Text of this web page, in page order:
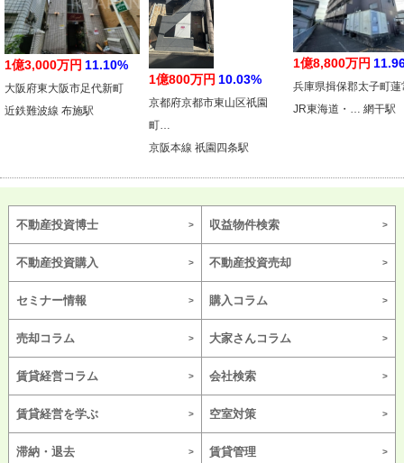
1億3,000万円 11.10%
大阪府東大阪市足代新町
近鉄難波線 布施駅
1億800万円 10.03%
京都府京都市東山区祇園
町…
京阪本線 祇園四条駅
1億8,800万円
兵庫県揖保郡太子町蓮
JR東海道・… 網干駅
不動産投資博士 収益物件検索
不動産投資購入 不動産投資売却
セミナー情報 購入コラム
売却コラム 大家さんコラム
賃貸経営コラム 会社検索
賃貸経営を学ぶ 空室対策
滞納・退去 賃貸管理